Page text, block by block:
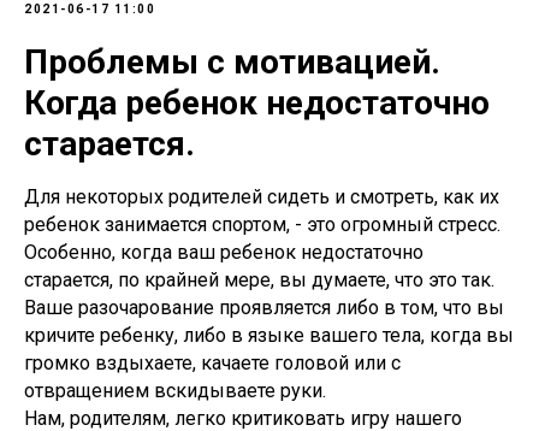
2021-06-17 11:00
Проблемы с мотивацией.
Когда ребенок недостаточно
старается.
Для некоторых родителей сидеть и смотреть, как их
ребенок занимается спортом, - это огромный стресс.
Особенно, когда ваш ребенок недостаточно
старается, по крайней мере, вы думаете, что это так.
Ваше разочарование проявляется либо в том, что вы
кричите ребенку, либо в языке вашего тела, когда вы
громко вздыхаете, качаете головой или с
отвращением вскидываете руки.
Нам, родителям, легко критиковать игру нашего